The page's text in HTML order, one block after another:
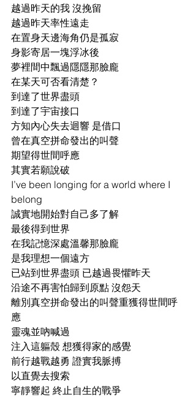
越過昨天的我 沒挽留
越過昨天率性遠走
在置身天邊海角仍是孤寂
身影寄居一塊浮冰後
夢裡間中飄過隱隱那臉龐
在某天可否看清楚？
到達了世界盡頭
到達了宇宙接口
方知內心失去迴響 是借口
曾在真空拼命發出的叫聲
期望得世間呼應
其實若願說破
I’ve been longing for a world where I
belong
誠實地開始對自己多了解
最後得到世界
在我記憶深處溫馨那臉龐
是我理想一個遠方
已站到世界盡頭 已越過畏懼昨天
沿途不再害怕歸到原點 沒怨天
離別真空拼命發出的叫聲重獲得世間呼
應
靈魂並吶喊過
注入這軀殼 想獲得家的感覺
前行越戰越勇 證實我脈搏
以直覺去搜索
寧靜響起 終止自生的戰爭